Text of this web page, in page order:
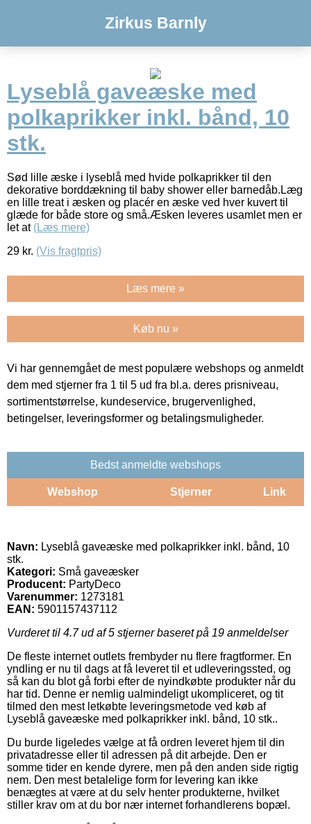
Zirkus Barnly
Lyseblå gaveæske med
polkaprikker inkl. bånd, 10
stk.
Sød lille æske i lyseblå med hvide polkaprikker til den
dekorative borddækning til baby shower eller barnedåb.Læg
en lille treat i æsken og placér en æske ved hver kuvert til
glæde for både store og små.Æsken leveres usamlet men er
let at (Læs mere)
29 kr. (Vis fragtpris)
Læs mere »
Køb nu »
Vi har gennemgået de mest populære webshops og anmeldt
dem med stjerner fra 1 til 5 ud fra bl.a. deres prisniveau,
sortimentstørrelse, kundeservice, brugervenlighed,
betingelser, leveringsformer og betalingsmuligheder.
Bedst anmeldte webshops
Webshop Stjerner Link
Navn: Lyseblå gaveæske med polkaprikker inkl. bånd, 10
stk.
Kategori: Små gaveæsker
Producent: PartyDeco
Varenummer: 1273181
EAN: 5901157437112
Vurderet til 4.7ud af 5 stjerner baseret på 19 anmeldelser
De fleste internet outlets frembyder nu flere fragtformer. En
yndling er nu til dags at få leveret til et udleveringssted, og
så kan du blot gå forbi efter de nyindkøbte produkter når du
har tid. Denne er nemlig ualmindeligt ukompliceret, og tit
tilmed den mest letkøbte leveringsmetode ved køb af
Lyseblå gaveæske med polkaprikker inkl. bånd, 10 stk..
Du burde ligeledes vælge at få ordren leveret hjem til din
privatadresse eller til adressen på dit arbejde. Den er
somme tider en kende dyrere, men på den anden side rigtig
nem. Den mest betalelige form for levering kan ikke
benægtes at være at du selv henter produkterne, hvilket
stiller krav om at du bor nær internet forhandlerens bopæl.